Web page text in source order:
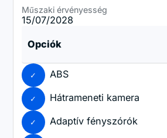
Műszaki érvényesség
15/07/2028
Opciók
ABS
Hátrameneti kamera
Adaptív fényszórók